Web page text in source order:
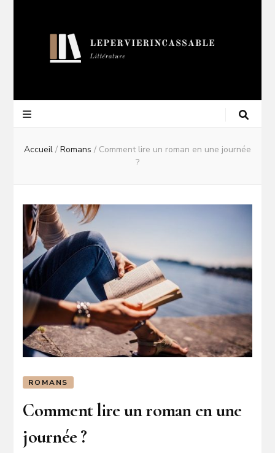
Accueil / Romans / Comment lire un roman en une journée
?
ROMANS
Comment lire un roman en une
journée ?